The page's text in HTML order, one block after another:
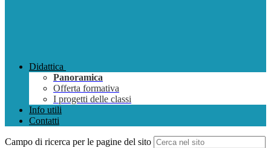
Didattica
Panoramica
Offerta formativa
I progetti delle classi
Info utili
Contatti
Campo di ricerca per le pagine del sito